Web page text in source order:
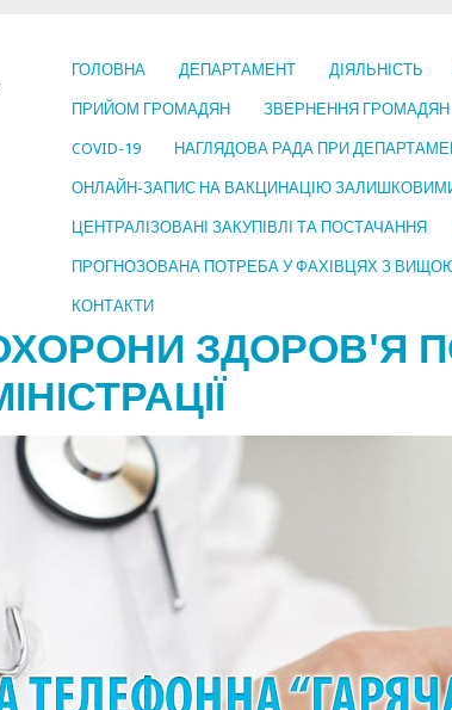
ГОЛОВНА ДЕПАРТАМЕНТ ДІЯЛЬНІСТЬ
ПРИЙОМ ГРОМАДЯН ЗВЕРНЕННЯ ГРОМАДЯН
COVID-19 НАГЛЯДОВА РАДА ПРИ
ОНЛАЙН-ЗАПИС НА ВАКЦИНАЦІЮ
ЦЕНТРАЛІЗОВАНІ ЗАКУПІВЛІ ТА ПОСТАЧАННЯ
ПРОГНОЗОВАНА ПОТРЕБА У ФАХІВЦЯХ З
КОНТАКТИ
ЗДОРОВ'Я